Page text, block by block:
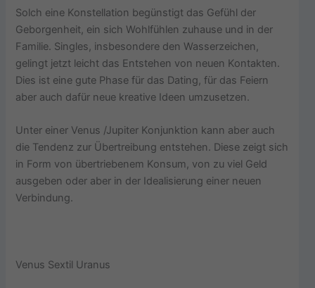
Solch eine Konstellation begünstigt das Gefühl der
Geborgenheit, ein sich Wohlfühlen zuhause und in der
Familie. Singles, insbesondere den Wasserzeichen,
gelingt jetzt leicht das Entstehen von neuen Kontakten.
Dies ist eine gute Phase für das Dating, für das Feiern
aber auch dafür neue kreative Ideen umzusetzen.
Unter einer Venus /Jupiter Konjunktion kann aber auch
die Tendenz zur Übertreibung entstehen. Diese zeigt sich
in Form von übertriebenem Konsum, von zu viel Geld
ausgeben oder aber in der Idealisierung einer neuen
Verbindung.
Venus Sextil Uranus